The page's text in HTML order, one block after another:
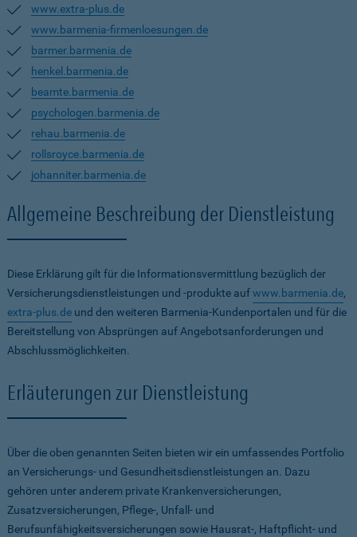
www.extra-plus.de
www.barmenia-firmenloesungen.de
barmer.barmenia.de
henkel.barmenia.de
beamte.barmenia.de
psychologen.barmenia.de
rehau.barmenia.de
rollsroyce.barmenia.de
johanniter.barmenia.de
Allgemeine Beschreibung der Dienstleistung
Diese Erklärung gilt für die Informationsvermittlung bezüglich der
Versicherungsdienstleistungen und -produkte aufwww.barmenia.de,
extra-plus.de und den weiteren Barmenia-Kundenportalen und für die
Bereitstellung von Absprüngen auf Angebotsanforderungen und
Abschlussmöglichkeiten.
Erläuterungen zur Dienstleistung
Über die oben genannten Seiten bieten wir ein umfassendes Portfolio
an Versicherungs- und Gesundheitsdienstleistungen an. Dazu
gehören unter anderem private Krankenversicherungen,
Zusatzversicherungen, Pflege-, Unfall- und
Berufsunfähigkeitsversicherungen sowie Hausrat-, Haftpflicht- und